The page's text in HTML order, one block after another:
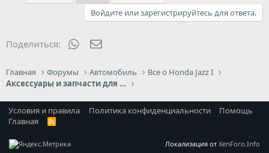
Войдите или зарегистрируйтесь для ответа.
Поделиться: WhatsApp
Главная Форумы Автомобиль
Все о Honda Jazz I
Аксессуары и запчасти для Jazz I
Условия и правила Политика конфиденциальности
Помощь
Главная
R
Локализация от XenForo.Info